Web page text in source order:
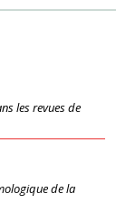
les revues de
de la